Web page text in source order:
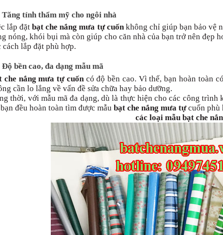
Tăng tính thẩm mỹ cho ngôi nhà
lắp đặtbạt che nắng mưa tự cuốnkhông chỉ giúp bạn bảo vệ
nóng, khói bụi mà còn giúp cho căn nhà của bạn trở nên đẹp
cách lắp đặt phù hợp.
Độ bền cao, đa dạng mẫu mã
che nắng mưa tự cuốncó độ bền cao. Vì thế, bạn hoàn toàn
cần lo lắng về vấn đề sửa chữa hay bảo dưỡng.
thời, với mẫu mã đa dạng, dù là thực hiện cho các công trình
đều hoàn toàn tìm được mẫu bạt che nắng mưa tựcuốn phù
các loại mẫu bạt che